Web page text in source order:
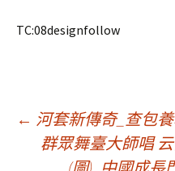
TC:08designfollow
文
← 河套新傳奇_查包
群眾舞臺大師唱